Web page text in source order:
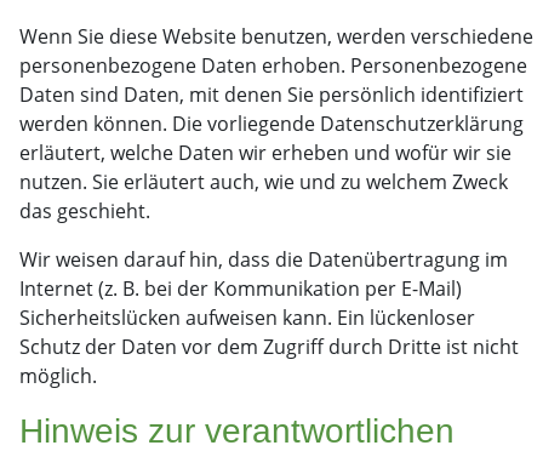
Wenn Sie diese Website benutzen, werden verschiedene
personenbezogene Daten erhoben. Personenbezogene
Daten sind Daten, mit denen Sie persönlich identifiziert
werden können. Die vorliegende Datenschutzerklärung
erläutert, welche Daten wir erheben und wofür wir sie
nutzen. Sie erläutert auch, wie und zu welchem Zweck
das geschieht.
Wir weisen darauf hin, dass die Datenübertragung im
Internet (z. B. bei der Kommunikation per E-Mail)
Sicherheitslücken aufweisen kann. Ein lückenloser
Schutz der Daten vor dem Zugriff durch Dritte ist nicht
möglich.
Hinweis zur verantwortlichen